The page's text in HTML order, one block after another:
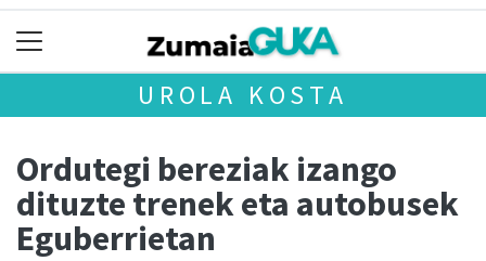
UROLA KOSTA
Ordutegi bereziak izango
dituzte trenek eta autobusek
Eguberrietan